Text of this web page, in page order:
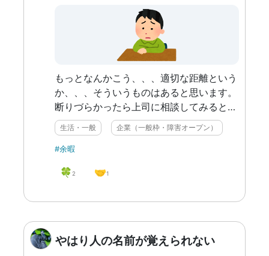
もっとなんかこう、、、適切な距離という
か、、、そういうものはあると思います。
断りづらかったら上司に相談してみるとい
うのもいいかもしれないですね。
生活・一般 企業（一般枠・障害オープン）
#余暇
🍀 2 🤝1
やはり人の名前が覚えられない